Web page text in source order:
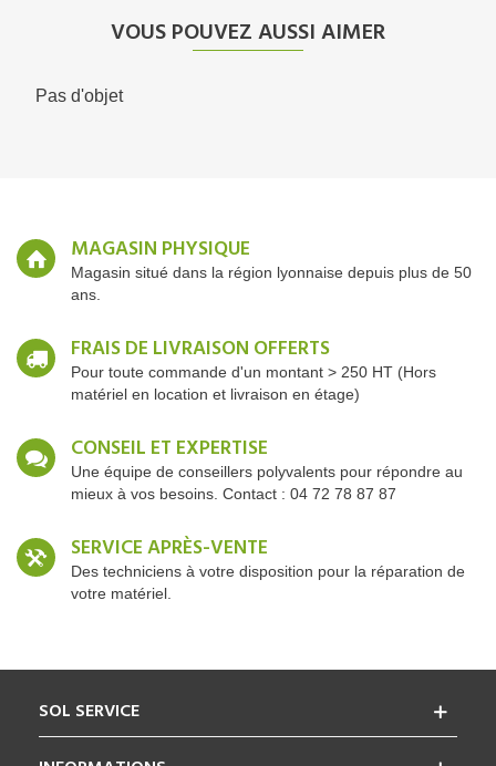
VOUS POUVEZ AUSSI AIMER
Pas d'objet
MAGASIN PHYSIQUE
Magasin situé dans la région lyonnaise depuis plus de 50
ans.
FRAIS DE LIVRAISON OFFERTS
Pour toute commande d'un montant > 250 HT (Hors
matériel en location et livraison en étage)
CONSEIL ET EXPERTISE
Une équipe de conseillers polyvalents pour répondre au
mieux à vos besoins. Contact : 04 72 78 87 87
SERVICE APRÈS-VENTE
Des techniciens à votre disposition pour la réparation de
votre matériel.
SOL SERVICE